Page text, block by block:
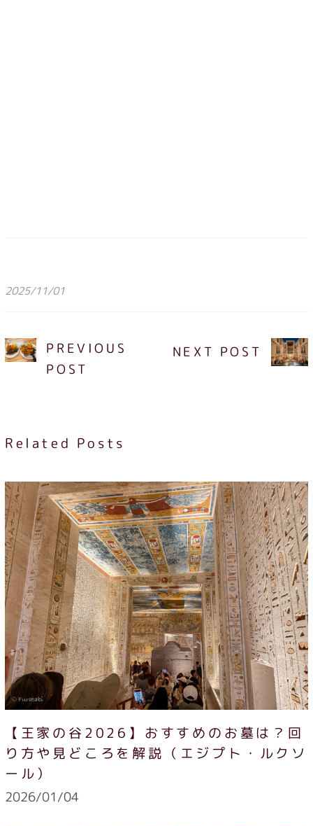
2025/11/01
PREVIOUS
POST
NEXT POST
Related Posts
【王家の谷2026】おすすめのお墓は？回
り方や見どころを解説（エジプト・ルクソ
ール）
2026/01/04